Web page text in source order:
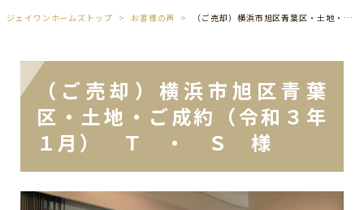
ジェイワンホームズトップ お客様の声 （ご売却）横浜市旭区青葉区・土地・ご成約（令和３年１月） Ｔ ・ Ｓ 様
（ご売却）横浜市旭区青葉
区・土地・ご成約（令和３年
１月） Ｔ ・ Ｓ 様